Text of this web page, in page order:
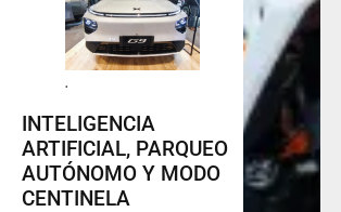
.
INTELIGENCIA
ARTIFICIAL, PARQUEO
AUTÓNOMO Y MODO
CENTINELA